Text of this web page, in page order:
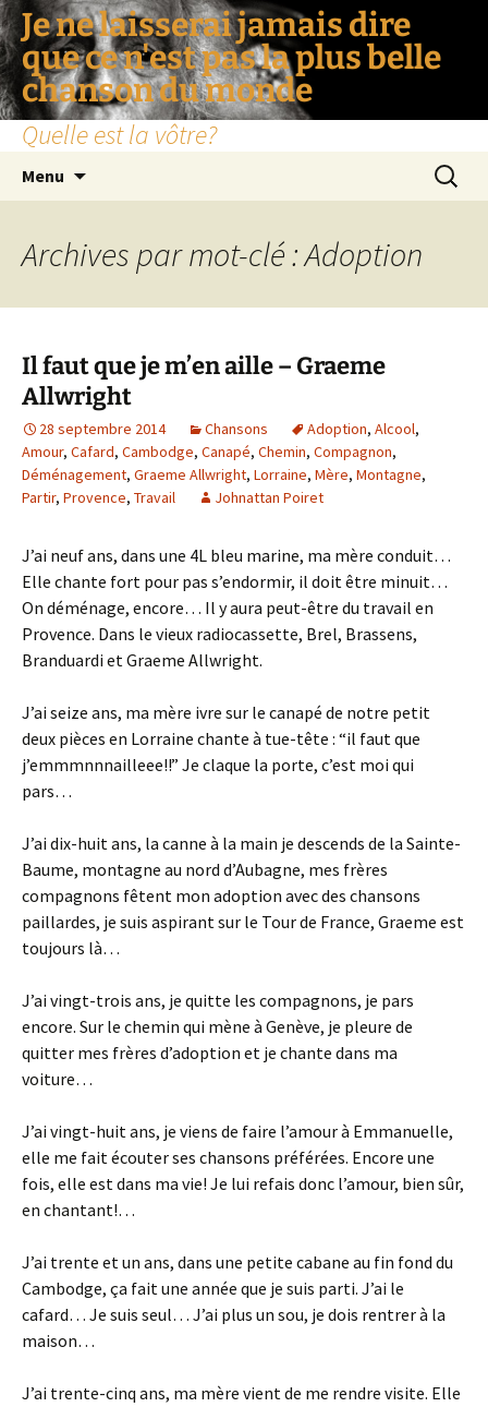
Je ne laisserai jamais dire
que ce n'est pas la plus belle
chanson du monde
Quelle est la vôtre?
Menu
Archives par mot-clé : Adoption
Il faut que je m’en aille – Graeme
Allwright
28 septembre 2014 Chansons Adoption, Alcool,
Amour, Cafard, Cambodge, Canapé, Chemin, Compagnon,
Déménagement, Graeme Allwright, Lorraine, Mère, Montagne,
Partir, Provence, Travail Johnattan Poiret
J’ai neuf ans, dans une 4L bleu marine, ma mère conduit…
Elle chante fort pour pas s’endormir, il doit être minuit…
On déménage, encore… Il y aura peut-être du travail en
Provence. Dans le vieux radiocassette, Brel, Brassens,
Branduardi et Graeme Allwright.
J’ai seize ans, ma mère ivre sur le canapé de notre petit
deux pièces en Lorraine chante à tue-tête : “il faut que
j’emmmnnnailleee!!” Je claque la porte, c’est moi qui
pars…
J’ai dix-huit ans, la canne à la main je descends de la Sainte-
Baume, montagne au nord d’Aubagne, mes frères
compagnons fêtent mon adoption avec des chansons
paillardes, je suis aspirant sur le Tour de France, Graeme est
toujours là…
J’ai vingt-trois ans, je quitte les compagnons, je pars
encore. Sur le chemin qui mène à Genève, je pleure de
quitter mes frères d’adoption et je chante dans ma
voiture…
J’ai vingt-huit ans, je viens de faire l’amour à Emmanuelle,
elle me fait écouter ses chansons préférées. Encore une
fois, elle est dans ma vie! Je lui refais donc l’amour, bien sûr,
en chantant!…
J’ai trente et un ans, dans une petite cabane au fin fond du
Cambodge, ça fait une année que je suis parti. J’ai le
cafard… Je suis seul… J’ai plus un sou, je dois rentrer à la
maison…
J’ai trente-cinq ans, ma mère vient de me rendre visite. Elle